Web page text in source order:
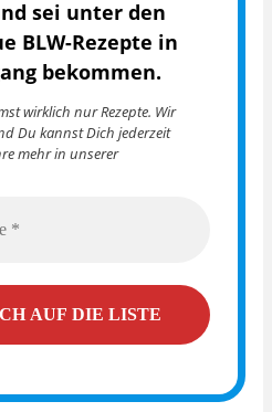
sei unter den
BLW-Rezepte in
bekommen.
wirklich nur Rezepte. Wir
Du kannst Dich jederzeit
mehr in unserer